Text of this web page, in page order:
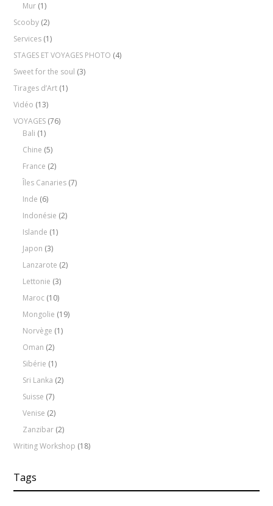
Mur (1)
Scooby (2)
Services (1)
STAGES ET VOYAGES PHOTO (4)
Sweet for the soul (3)
Tirages d’Art (1)
Vidéo (13)
VOYAGES (76)
Bali (1)
Chine (5)
France (2)
Îles Canaries (7)
Inde (6)
Indonésie (2)
Islande (1)
Japon (3)
Lanzarote (2)
Lettonie (3)
Maroc (10)
Mongolie (19)
Norvège (1)
Oman (2)
Sibérie (1)
Sri Lanka (2)
Suisse (7)
Venise (2)
Zanzibar (2)
Writing Workshop (18)
Tags